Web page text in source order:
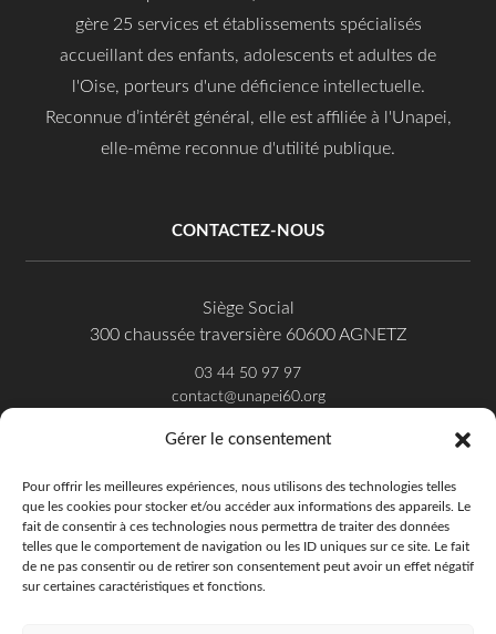
Gérer le consentement
Pour offrir les meilleures expériences, nous utilisons des technologies telles
que les cookies pour stocker et/ou accéder aux informations des appareils. Le
fait de consentir à ces technologies nous permettra de traiter des données
telles que le comportement de navigation ou les ID uniques sur ce site. Le fait
de ne pas consentir ou de retirer son consentement peut avoir un effet négatif
sur certaines caractéristiques et fonctions.
gère 25 services et établissements spécialisés
accueillant des enfants, adolescents et adultes de
l'Oise, porteurs d'une déficience intellectuelle.
Reconnue d’intérêt général, elle est affiliée à l'Unapei,
elle-même reconnue d'utilité publique.
CONTACTEZ-NOUS
Siège Social
300 chaussée traversière 60600 AGNETZ
03 44 50 97 97
contact@unapei60.org